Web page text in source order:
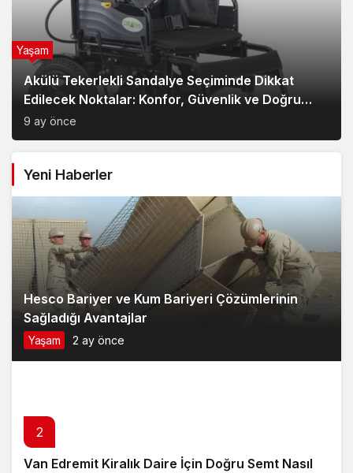
Akülü Tekerlekli Sandalye Seçiminde Dikkat
Edilecek Noktalar: Konfor, Güvenlik ve Doğru
Model Tercihi
9 ay önce
Yaşam
Yeni Haberler
Hesco Bariyer ve Kum Bariyeri Çözümlerinin
Sağladığı Avantajlar
Yaşam 2 ay önce
2
Van Edremit Kiralık Daire İçin Doğru Semt Nasıl